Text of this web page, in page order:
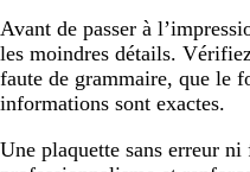
Avant de passer à
les moindres détails.
faute de grammaire, que le
informations sont exactes.
Une plaquette sans erreur